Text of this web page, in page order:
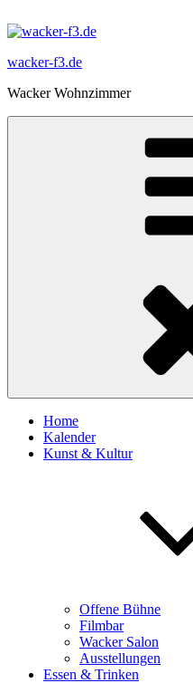
Inhalt
wacker-f3.de
Wacker Wohnzimmer
Home
Kalender
Kunst & Kultur
Offene Bühne
Filmbar
Wacker Salon
Ausstellungen
Essen & Trinken